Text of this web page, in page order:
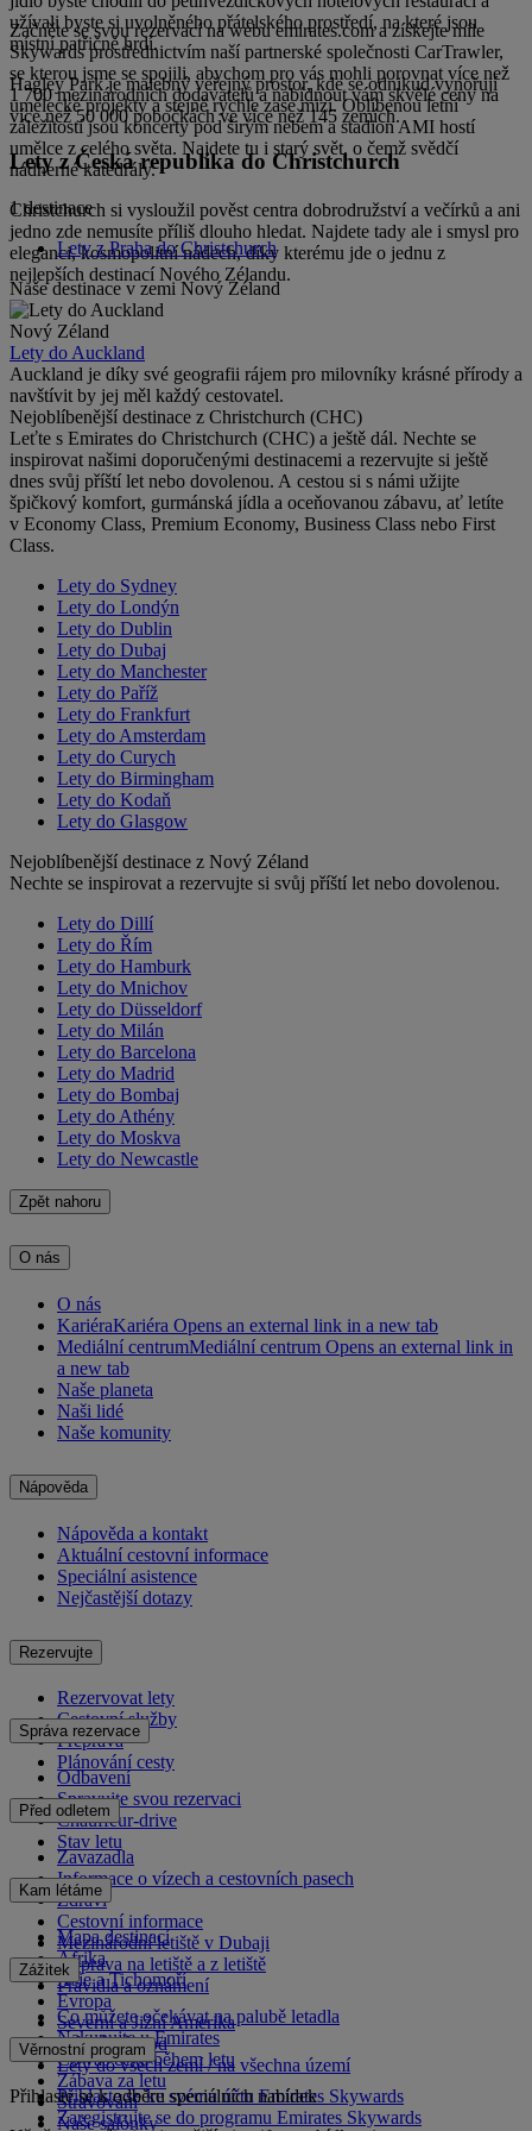
užívali byste si uvolněného přátelského prostředí, na které jsou
místní patřičně hrdí.
Hagley Park je malebný veřejný prostor, kde se odnikud vynořují
umělecké projekty a stejně rychle zase mizí. Oblíbenou letní
záležitostí jsou koncerty pod širým nebem a stadion AMI hostí
umělce z celého světa. Najdete tu i starý svět, o čemž svědčí
nádherné katedrály.
Christchurch si vysloužil pověst centra dobrodružství a večírků a ani
jedno zde nemusíte příliš dlouho hledat. Najdete tady ale i smysl pro
eleganci, kosmopolitní nádech, díky kterému jde o jednu z
nejlepších destinací Nového Zélandu.
Začněte se svou rezervací na webu emirates.com a získejte míle
Skywards prostřednictvím naší partnerské společnosti CarTrawler,
se kterou jsme se spojili, abychom pro vás mohli porovnat více než
1 700 mezinárodních dodavatelů a nabídnout vám skvělé ceny na
více než 50 000 pobočkách ve více než 145 zemích.
Lety z Česká republika do Christchurch
1 destinace
Lety z Praha do Christchurch
Naše destinace v zemi Nový Zéland
Nový Zéland
Lety do Auckland
Auckland je díky své geografii rájem pro milovníky krásné přírody a
navštívit by jej měl každý cestovatel.
Nejoblíbenější destinace z Christchurch (CHC)
Leťte s Emirates do Christchurch (CHC) a ještě dál. Nechte se
inspirovat našimi doporučenými destinacemi a rezervujte si ještě
dnes svůj příští let nebo dovolenou. A cestou si s námi užijte
špičkový komfort, gurmánská jídla a oceňovanou zábavu, ať letíte
v Economy Class, Premium Economy, Business Class nebo First
Class.
Lety do Sydney
Lety do Londýn
Lety do Dublin
Lety do Dubaj
Lety do Manchester
Lety do Paříž
Lety do Frankfurt
Lety do Amsterdam
Lety do Curych
Lety do Birmingham
Lety do Kodaň
Lety do Glasgow
Nejoblíbenější destinace z Nový Zéland
Nechte se inspirovat a rezervujte si svůj příští let nebo dovolenou.
Lety do Dillí
Lety do Řím
Lety do Hamburk
Lety do Mnichov
Lety do Düsseldorf
Lety do Milán
Lety do Barcelona
Lety do Madrid
Lety do Bombaj
Lety do Athény
Lety do Moskva
Lety do Newcastle
Zpět nahoru
O nás
O nás
KariéraKariéra Opens an external link in a new tab
Mediální centrumMediální centrum Opens an external link in
a new tab
Naše planeta
Naši lidé
Naše komunity
Nápověda
Nápověda a kontakt
Aktuální cestovní informace
Speciální asistence
Nejčastější dotazy
Rezervujte
Rezervovat lety
Cestovní služby
Přeprava
Plánování cesty
Správa rezervace
Odbavení
Spravujte svou rezervaci
Chauffeur-drive
Stav letu
Před odletem
Zavazadla
Informace o vízech a cestovních pasech
Zdraví
Cestovní informace
Mezinárodní letiště v Dubaji
Doprava na letiště a z letiště
Pravidla a oznámení
Kam létáme
Mapa destinací
Afrika
Asie a Tichomoří
Evropa
Severní a Jižní Amerika
Blízký východ
Lety do všech zemí / na všechna území
Zážitek
Co můžete očekávat na palubě letadla
Nakupujte u Emirates
Co vás čeká během letu
Zábava za letu
Stravování
Naše salónky
Věrnostní program
Přihlaste se ke svému účtu Emirates Skywards
Zaregistrujte se do programu Emirates Skywards
Přihlaste se k odběru speciálních nabídek